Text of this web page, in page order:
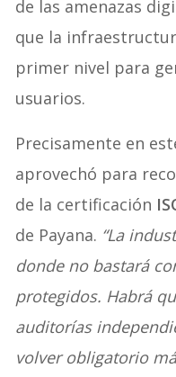
de las amenazas
que la
primer nivel para
usuarios.
Precisamente en
aprovechó para
de la certificación
de Payana. “La
donde no bastará
protegidos. Habrá
auditorías
volver obligatorio